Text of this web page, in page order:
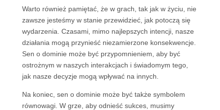
Warto również pamiętać, że w grach, tak jak w życiu, nie
zawsze jesteśmy w stanie przewidzieć, jak potoczą się
wydarzenia. Czasami, mimo najlepszych intencji, nasze
działania mogą przynieść niezamierzone konsekwencje.
Sen o dominie może być przypomnieniem, aby być
ostrożnym w naszych interakcjach i świadomym tego,
jak nasze decyzje mogą wpływać na innych.
Na koniec, sen o dominie może być także symbolem
równowagi. W grze, aby odnieść sukces, musimy